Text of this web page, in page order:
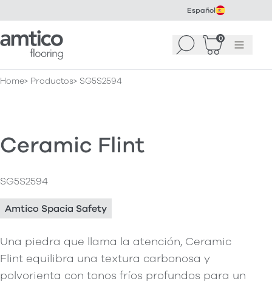
Español
Amtico Flooring Buscar 0
Cesta (0)
Menú
Home Productos SG5S2594
Ceramic Flint
SG5S2594
Amtico Spacia Safety
Una piedra que llama la atención, Ceramic
Flint equilibra una textura carbonosa y
polvorienta con tonos fríos profundos para un